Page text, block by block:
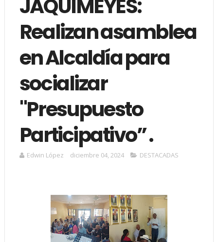
JAQUIMEYES:
Realizan asamblea
en Alcaldía para
socializar
"Presupuesto
Participativo” .
Edwin López diciembre 04, 2024 DESTACADAS